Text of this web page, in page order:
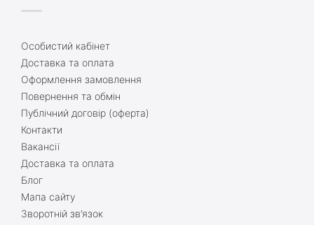
Особистий кабінет
Доставка та оплата
Оформлення замовлення
Повернення та обмін
Публічний договір (оферта)
Контакти
Вакансії
Доставка та оплата
Блог
Мапа сайту
Зворотній зв’язок